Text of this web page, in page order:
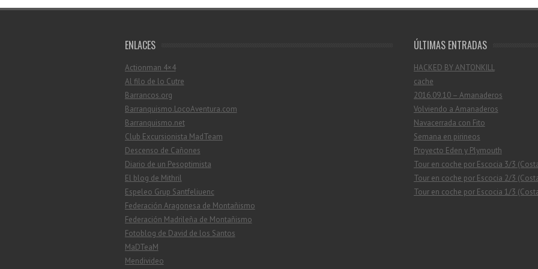
ENLACES
Actionman 4×4
Al filo de lo Cutre
Barrancos.org
Barranquismo.LocoAventura.com
Barranquismo.net
Club Excursionista MadTeam
Descenso de Cañones
Diario de un Pesoptimista
El blog de Mithril
Espeleo Grup Santfeliuenc
Federación Aragonesa de Montañismo
Federación Madrileña de Montañismo
Fotoblog de David de los Santos
MaDTeaM
Mendivideo
ÚLTIMAS ENTRADAS
HACKED BY ANTONKILL
cache
2016.09.10 – Amanaderos
Volviendo a Amanaderos
Navacerrada con Fito
Semana en pirineos
Proyecto Eden y Plymouth
Tour en coche por Escocia 3/3
Tour en coche por Escocia 2/3
Tour en coche por Escocia 1/3